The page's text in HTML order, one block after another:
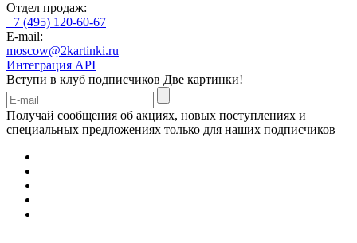
Отдел продаж:
+7 (495) 120-60-67
E-mail:
moscow@2kartinki.ru
Интеграция API
Вступи в клуб подписчиков Две картинки!
Получай сообщения об акциях, новых поступлениях и
специальных предложениях только для наших подписчиков